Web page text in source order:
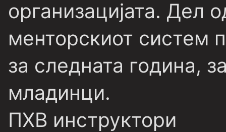
организацијата. Дел
менторскиот систем
за следната година,
младинци.
ПХВ инструктори